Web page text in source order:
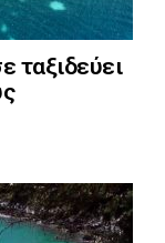
ταξιδεύει